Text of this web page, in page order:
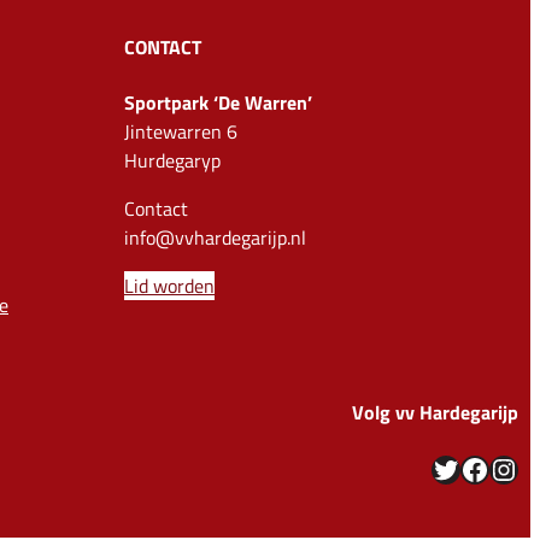
CONTACT
Sportpark ‘De Warren’
Jintewarren 6
Hurdegaryp
Contact
info@vvhardegarijp.nl
Lid worden
Volg vv Hardegarijp
Twitter Facebook Instagram